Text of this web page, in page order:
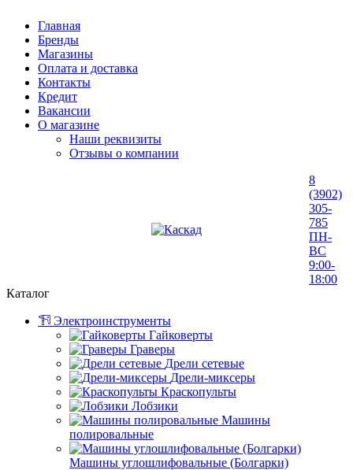
Главная
Бренды
Магазины
Оплата и доставка
Контакты
Кредит
Вакансии
О магазине
Наши реквизиты
Отзывы о компании
8
(3902)
305-
785
ПН-
ВС
9:00-
18:00
Каталог
Электроинструменты
Гайковерты
Граверы
Дрели сетевые
Дрели-миксеры
Краскопульты
Лобзики
Машины
полировальные
Машины углошлифовальные (Болгарки)